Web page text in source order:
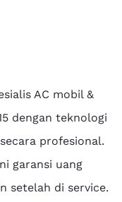
AC mobil &
dengan teknologi
profesional.
garansi uang
setelah di service.